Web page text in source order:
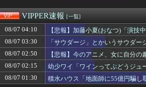
高市首相、2年限定の消費減税「確実に戻す」発
【ボッコ】25年前に付き合ってた女性の事をふ
なんかＧＪ出来ないというか…。泥に同情する
若くして両親を亡くし年の離れた妹を育てた義
【画像】これ超おすすめ
野村周平、下半身強調の「過激すぎる三角水着
【悲報】 週刊少年ジャンプさん、最大発行部数
【超画像】小倉ゆうか（元・小倉優香）が水着
「プチプチ」を製造販売している川上産業、「
VIPPER速報 [一覧]
08/07 04:10
【悲報】加藤小夏(おなつ)「演技
08/07 03:30
「サウダージ」とかいうサウダ
08/07 02:50
【悲報】今のアニメ、女に自分
08/07 02:15
幼少ワイ「ワインってぶどうジュ
08/07 01:30
積水ハウス「地面師に55億円騙